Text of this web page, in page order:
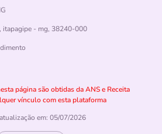
itapagipe - mg, 38240-000
página são obtidas da ANS e Receita
vínculo com esta plataforma
em: 05/07/2026